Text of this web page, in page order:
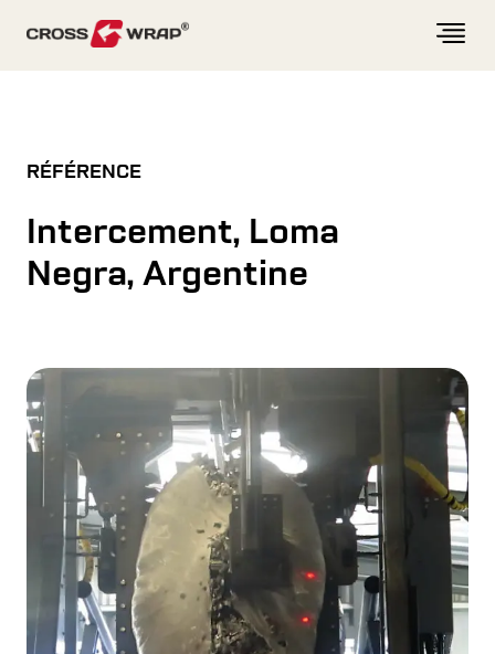
RÉFÉRENCE
Intercement, Loma
Negra, Argentine